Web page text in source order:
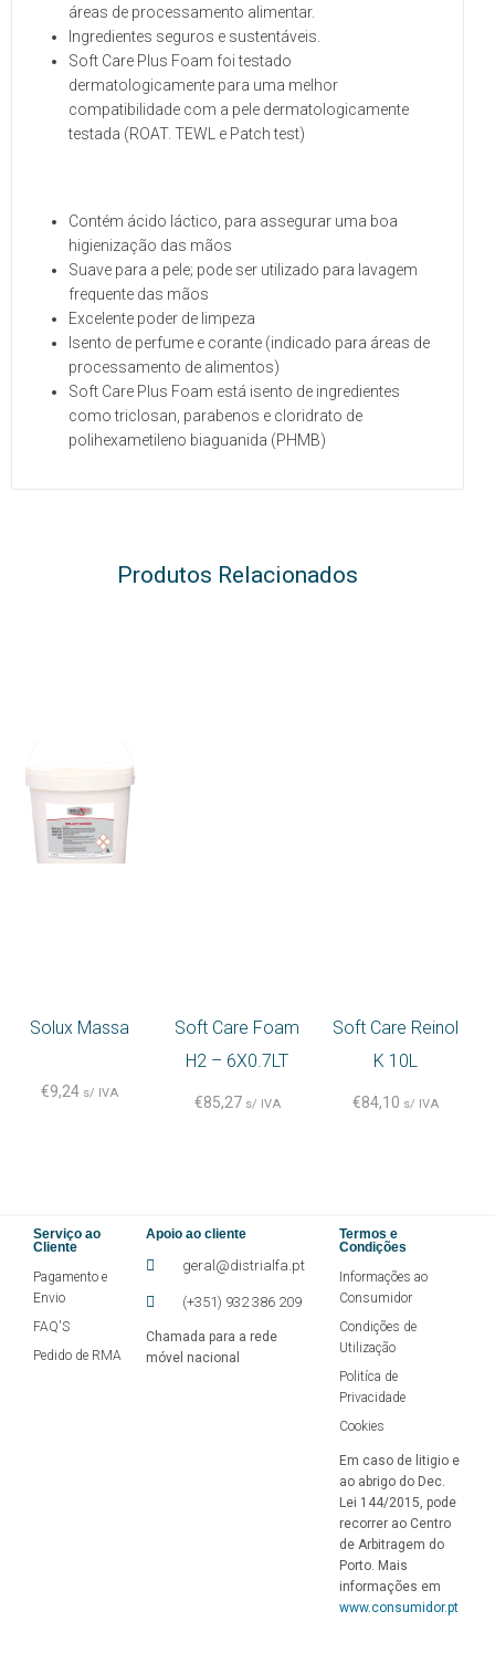
áreas de processamento alimentar.
Ingredientes seguros e sustentáveis.
Soft Care Plus Foam foi testado
dermatologicamente para uma melhor
compatibilidade com a pele dermatologicamente
testada (ROAT. TEWL e Patch test)
Contém ácido láctico, para assegurar uma boa
higienização das mãos
Suave para a pele; pode ser utilizado para lavagem
frequente das mãos
Excelente poder de limpeza
Isento de perfume e corante (indicado para áreas de
processamento de alimentos)
Soft Care Plus Foam está isento de ingredientes
como triclosan, parabenos e cloridrato de
polihexametileno biaguanida (PHMB)
Produtos Relacionados
Solux Massa
€9,24 s/ IVA
Soft Care Foam
H2 – 6X0.7LT
€85,27 s/ IVA
Soft Care Reinol
K 10L
€84,10 s/ IVA
Serviço ao
Cliente
Pagamento e
Envio
FAQ'S
Pedido de RMA
Apoio ao cliente
geral@distrialfa.pt
(+351) 932 386 209
Chamada para a rede
móvel nacional
Termos e
Condições
Informações ao
Consumidor
Condições de
Utilização
Politíca de
Privacidade
Cookies
Em caso de litigio e
ao abrigo do Dec.
Lei 144/2015, pode
recorrer ao Centro
de Arbitragem do
Porto. Mais
informações em
www.consumidor.pt